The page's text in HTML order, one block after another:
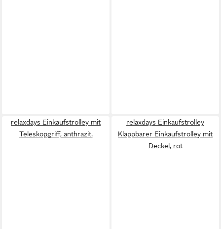
relaxdays Einkaufstrolley mit
Teleskopgriff, anthrazit.
relaxdays Einkaufstrolley
Klappbarer Einkaufstrolley mit
Deckel, rot